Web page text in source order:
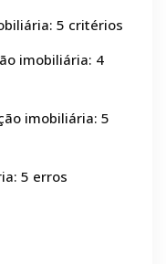
5 critérios
imobiliária: 4
imobiliária: 5
5 erros